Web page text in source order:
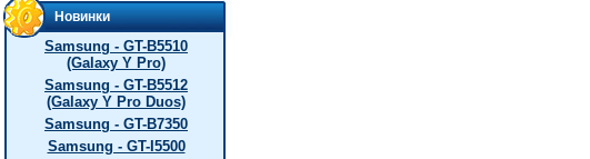
Новинки
Samsung - GT-B5510
(Galaxy Y Pro)
Samsung - GT-B5512
(Galaxy Y Pro Duos)
Samsung - GT-B7350
Samsung - GT-I5500